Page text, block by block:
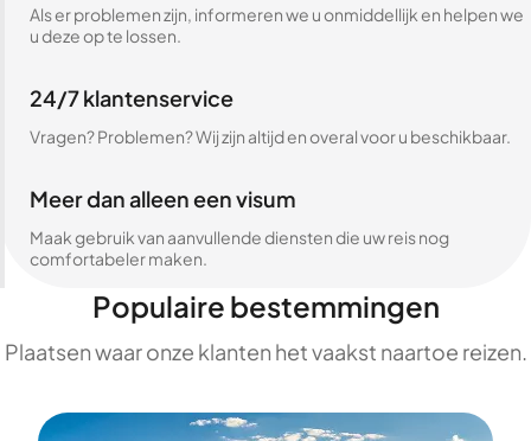
Als er problemen zijn, informeren we u onmiddellijk en helpen we
u deze op te lossen.
24/7 klantenservice
Vragen? Problemen? Wij zijn altijd en overal voor u beschikbaar.
Meer dan alleen een visum
Maak gebruik van aanvullende diensten die uw reis nog
comfortabeler maken.
Populaire bestemmingen
Plaatsen waar onze klanten het vaakst naartoe reizen.